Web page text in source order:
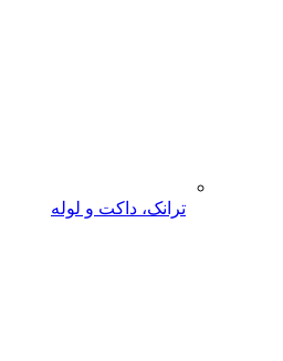
ترانک، داکت و لوله